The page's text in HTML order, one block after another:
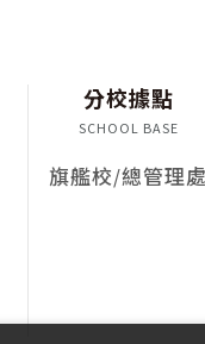
分校據點
SCHOOL BASE
旗艦校/總管理處